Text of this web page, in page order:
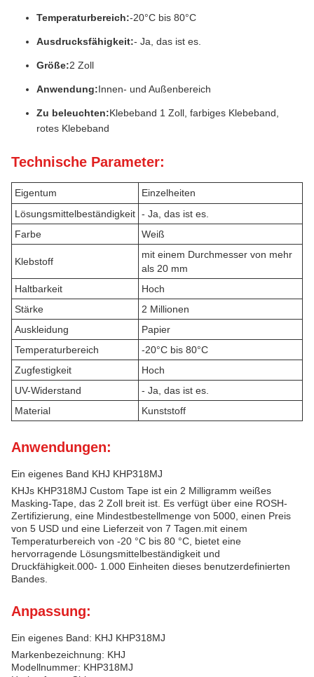
Temperaturbereich:-20°C bis 80°C
Ausdrucksfähigkeit:- Ja, das ist es.
Größe:2 Zoll
Anwendung:Innen- und Außenbereich
Zu beleuchten:Klebeband 1 Zoll, farbiges Klebeband,
rotes Klebeband
Technische Parameter:
Eigentum
Einzelheiten
Lösungsmittelbeständigkeit - Ja, das ist es.
Farbe
Weiß
Klebstoff
mit einem Durchmesser von mehr
als 20 mm
Haltbarkeit
Hoch
Stärke
2 Millionen
Auskleidung
Papier
Temperaturbereich
-20°C bis 80°C
Zugfestigkeit
Hoch
UV-Widerstand
- Ja, das ist es.
Material
Kunststoff
Anwendungen:
Ein eigenes Band KHJ KHP318MJ
KHJs KHP318MJ Custom Tape ist ein 2 Milligramm weißes
Masking-Tape, das 2 Zoll breit ist. Es verfügt über eine ROSH-
Zertifizierung, eine Mindestbestellmenge von 5000, einen Preis
von 5 USD und eine Lieferzeit von 7 Tagen.mit einem
Temperaturbereich von -20 °C bis 80 °C, bietet eine
hervorragende Lösungsmittelbeständigkeit und
Druckfähigkeit.000- 1.000 Einheiten dieses benutzerdefinierten
Bandes.
Anpassung:
Ein eigenes Band: KHJ KHP318MJ
Markenbezeichnung: KHJ
Modellnummer: KHP318MJ